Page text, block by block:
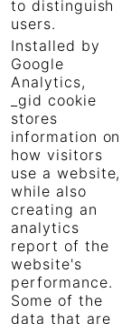
to distinguish
users.
Installed by
Google
Analytics,
_gid cookie
stores
information on
how visitors
use a website,
while also
creating an
analytics
report of the
website's
performance.
Some of the
data that are